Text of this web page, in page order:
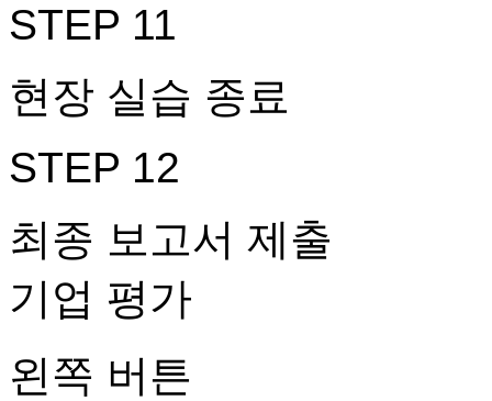
STEP 11
현장 실습 종료
STEP 12
최종 보고서 제출
기업 평가
왼쪽 버튼